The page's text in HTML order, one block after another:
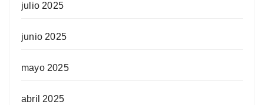
julio 2025
junio 2025
mayo 2025
abril 2025